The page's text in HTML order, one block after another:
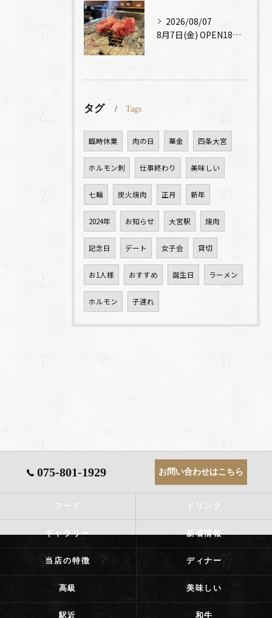
2026/08/07
8月7日(金) OPEN18時～CLOSE23時
タグ Tags
臨時休業 肉の日 華金 四条大宮
ホルモン刺 仕事終わり 美味しい
七輪 炭火焼肉 正月 新年
2024年 お知らせ 大宮駅 焼肉
記念日 デート 女子会 貸切
お1人様 おすすめ 誕生日 ラーメン
ホルモン 子連れ
075-801-1929 お問い合わせはこちら
フード ドリンク
ギャラリー 新着情報
当店の特徴 ディナー
高級 美味しい
駅近 和牛